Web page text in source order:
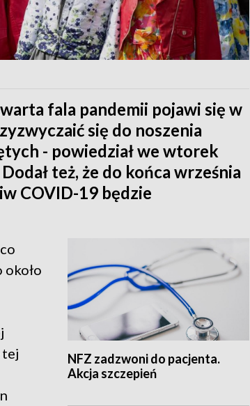
fala pandemii pojawi się w
się do noszenia
- powiedział we wtorek
też, że do końca września
COVID-19 będzie
NFZ zadzwoni do pacjenta.
Akcja szczepień
około
tej